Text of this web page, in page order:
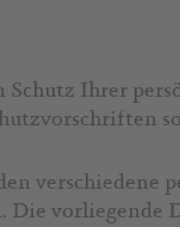
Ihrer
verschiedene
vorliegende